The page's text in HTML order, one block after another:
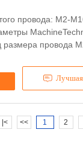
Лучшая
провода: M2-
размера провода
|< << 1 2